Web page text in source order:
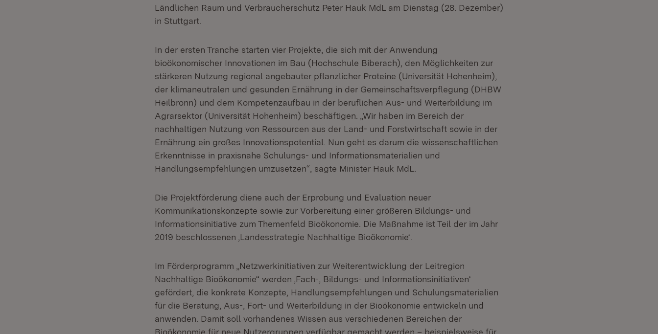
Ländlichen Raum und Verbraucherschutz Peter Hauk MdL am Dienstag (28. Dezember)
in Stuttgart.
In der ersten Tranche starten vier Projekte, die sich mit der Anwendung
bioökonomischer Innovationen im Bau (Hochschule Biberach), den Möglichkeiten zur
stärkeren Nutzung regional angebauter pflanzlicher Proteine (Universität Hohenheim),
der klimaneutralen und gesunden Ernährung in der Gemeinschaftsverpflegung (DHBW
Heilbronn) und dem Kompetenzaufbau in der beruflichen Aus- und Weiterbildung im
Agrarsektor (Universität Hohenheim) beschäftigen. „Wir haben im Bereich der
nachhaltigen Nutzung von Ressourcen aus der Land- und Forstwirtschaft sowie in der
Ernährung ein großes Innovationspotential. Nun geht es darum die wissenschaftlichen
Erkenntnisse in praxisnahe Schulungs- und Informationsmaterialien und
Handlungsempfehlungen umzusetzen“, sagte Minister Hauk MdL.
Die Projektförderung diene auch der Erprobung und Evaluation neuer
Kommunikationskonzepte sowie zur Vorbereitung einer größeren Bildungs- und
Informationsinitiative zum Themenfeld Bioökonomie. Die Maßnahme ist Teil der im Jahr
2019 beschlossenen ‚Landesstrategie Nachhaltige Bioökonomie‘.
Im Förderprogramm „Netzwerkinitiativen zur Weiterentwicklung der Leitregion
Nachhaltige Bioökonomie“ werden ‚Fach-, Bildungs- und Informationsinitiativen‘
gefördert, die konkrete Konzepte, Handlungsempfehlungen und Schulungsmaterialien
für die Beratung, Aus-, Fort- und Weiterbildung in der Bioökonomie entwickeln und
anwenden. Damit soll vorhandenes Wissen aus verschiedenen Bereichen der
Bioökonomie für neue Nutzergruppen verfügbar gemacht werden – beispielsweise für